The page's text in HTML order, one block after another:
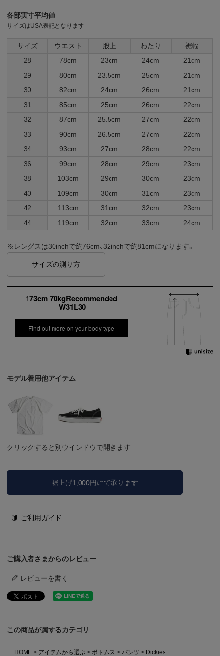
各部実寸平均値
サイズはUSA表記となります
サイズ ウエスト 股上 わたり
裾幅
28
78cm 23cm 24cm
21cm
29
80cm 23.5cm 25cm
21cm
30
82cm 24cm 26cm
21cm
31
85cm 25cm 26cm
22cm
32
87cm 25.5cm 27cm
22cm
33
90cm 26.5cm 27cm
22cm
34
93cm 27cm 28cm
22cm
36
99cm 28cm 29cm
23cm
38
103cm 29cm 30cm
23cm
40
109cm 30cm 31cm
23cm
42
113cm 31cm 32cm
23cm
44
119cm 32cm 33cm 24cm
※レングスは30inchで約76cm、32inchで約81cmになります。
サイズの測り方
173cm 70kgRecommended
W31L30
Find out more on your body type
モデル着用他アイテム
クリックすると別ウインドウで開きます
裾上げ1,000円にて承ります
ご利用ガイド
ご購入者さまからのレビュー
レビューを書く
この商品が属するカテゴリ
HOME アイテムから選ぶ ボトムス パンツ
Dickies